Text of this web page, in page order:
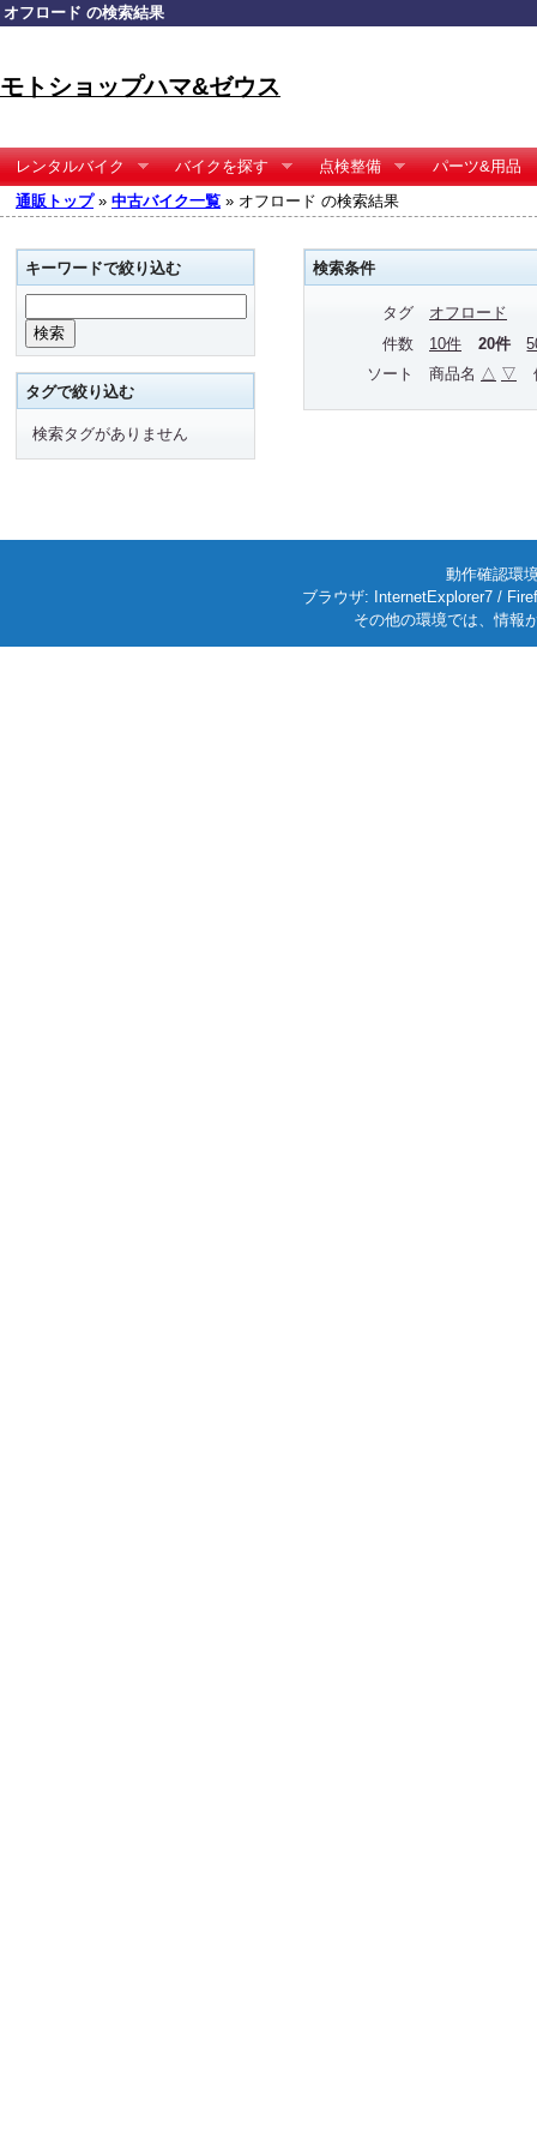
オフロード の検索結果
モトショップハマ&ゼウス
レンタルバイク バイクを探す 点検整備
パーツ&用品
通販トップ» 中古バイク一覧 » オフロード の検索結果
検索条件
タグ
オフロード
件数
10件 20件
ソート
商品名 △ ▽
キーワードで絞り込む
タグで絞り込む
検索タグがありません
動作確認環
ブラウザ: InternetExplorer7 /
その他の環境では、情報